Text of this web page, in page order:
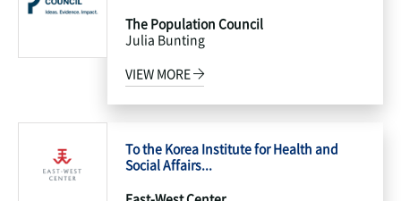
The Population Council
Julia Bunting
VIEW MORE
To the Korea Institute for Health and
Social Affairs...